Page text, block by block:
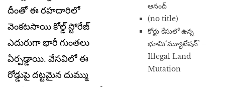
దీంతో ఈ ర‌హ‌దారిలో
వెంక‌ట‌సాయి కోల్డ్ స్టోరేజ్
ఎదురుగా భారీ గుంత‌లు
ఏర్ప‌డ్డాయి. వేసవిలో ఈ
రోడ్డుపై దట్టమైన దుమ్ము
ఆనంద్
(no title)
​కోర్టు కేసులో ఉన్న
భూమి‘మ్యూటేషన్’ –
Illegal Land
Mutation